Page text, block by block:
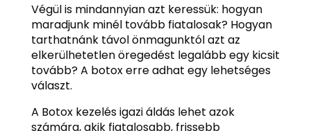
Végül is mindannyian azt keressük: hogyan
maradjunk minél tovább fiatalosak? Hogyan
tarthatnánk távol önmagunktól azt az
elkerülhetetlen öregedést legalább egy kicsit
tovább? A botox erre adhat egy lehetséges
választ.
A Botox kezelés igazi áldás lehet azok
számára, akik fiatalosabb, frissebb